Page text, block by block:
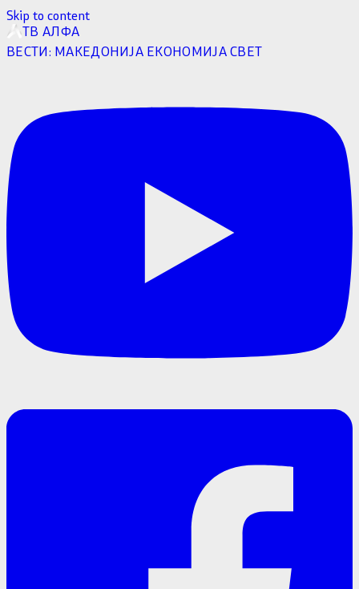
Skip to content
ТВ АЛФА
ВЕСТИ: МАКЕДОНИЈА ЕКОНОМИЈАСВЕТ